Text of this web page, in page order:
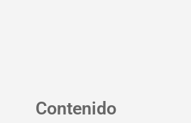
Contenido